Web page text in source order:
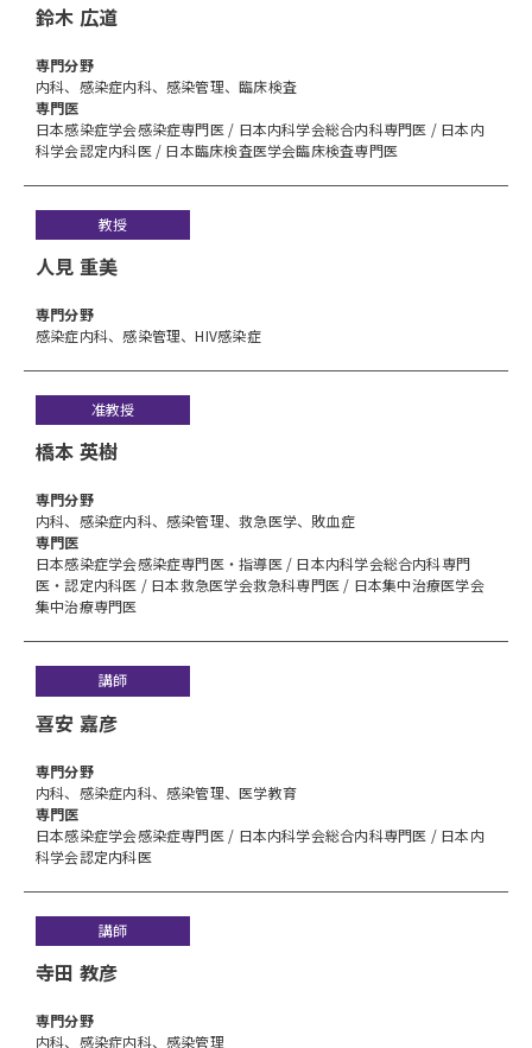
鈴木 広道
専⾨分野
内科、感染症内科、感染管理、臨床検査
専門医
日本感染症学会感染症専門医 / 日本内科学会総合内科専門医 / 日本内
科学会認定内科医 / 日本臨床検査医学会臨床検査専門医
教授
人見 重美
専⾨分野
感染症内科、感染管理、HIV感染症
准教授
橋本 英樹
専⾨分野
内科、感染症内科、感染管理、救急医学、敗血症
専門医
日本感染症学会感染症専門医・指導医 / 日本内科学会総合内科専門
医・認定内科医 / 日本救急医学会救急科専門医 / 日本集中治療医学会
集中治療専門医
講師
喜安 嘉彦
専⾨分野
内科、感染症内科、感染管理、医学教育
専門医
日本感染症学会感染症専門医 / 日本内科学会総合内科専門医 / 日本内
科学会認定内科医
講師
寺田 教彦
専⾨分野
内科、感染症内科、感染管理